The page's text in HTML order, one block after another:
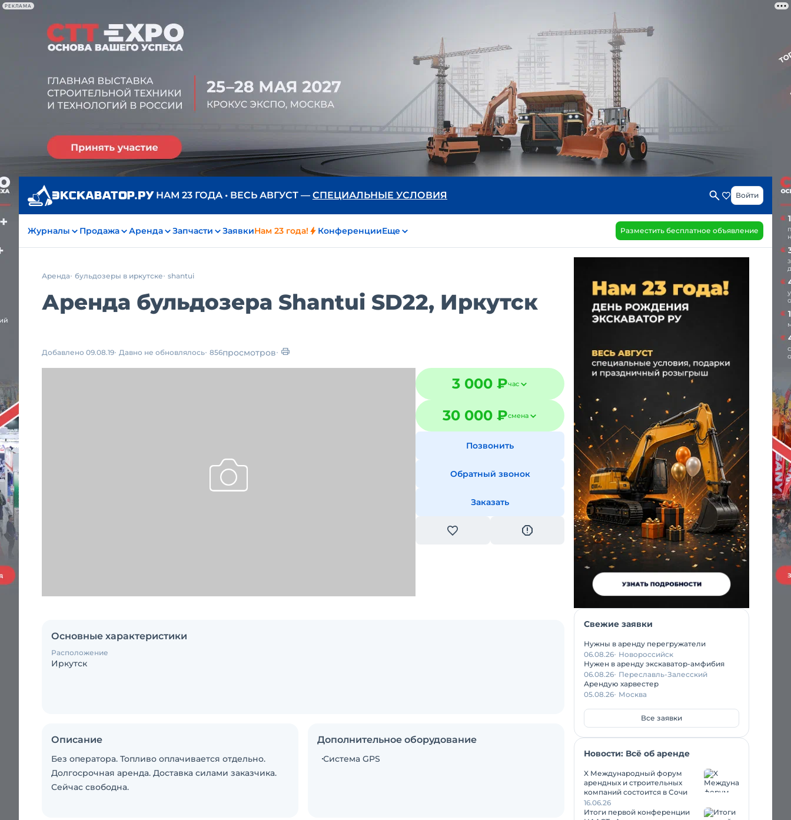
РЕКЛАМА
НАМ 23 ГОДА • ВЕСЬ АВГУСТ — СПЕЦИАЛЬНЫЕ УСЛОВИЯ Войти
Журналы Продажа Аренда Запчасти ЗаявкиНам 23 года! КонференцииЕще Разместить бесплатное объявление
Аренда бульдозеры в иркутске shantui
Аренда бульдозера Shantui SD22, Иркутск
Добавлено 09.08.19 Давно не обновлялось 856просмотров
3 000 ₽час
30 000 ₽смена
Позвонить
Обратный звонок
Заказать
Основные характеристики
Расположение
Иркутск
Описание
Без оператора. Топливо оплачивается отдельно.
Долгосрочная аренда. Доставка силами заказчика.
Сейчас свободна.
Дополнительное оборудование
Система GPS
Свежие заявки
Нужны в аренду перегружатели
06.08.26 Новороссийск
Нужен в аренду экскаватор-амфибия
06.08.26 Переславль-Залесский
Арендую харвестер
05.08.26 Москва
Все заявки
Новости: Всё об аренде
X Международный форум
арендных и строительных
компаний состоится в Сочи
16.06.26
Итоги первой конференции